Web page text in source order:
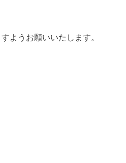
ようお願いいたします。